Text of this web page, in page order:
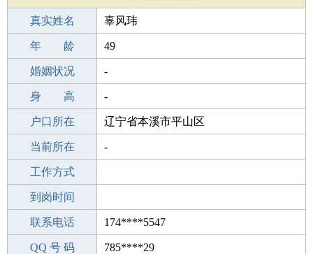
真实姓名 辜风玮
性 别 男
年 龄 49
出生年月 1977-11-12
婚姻状况 -
学 历 初中
身 高 -
毕业学校 沈阳博才初级中学
户口所在 辽宁省本溪市平山区
所学专业 -
当前所在 -
工作经验
工作方式
驾 照
到岗时间
期望月薪
联系电话 174****5547
手机号码 174****5547
QQ 号 码 785****29